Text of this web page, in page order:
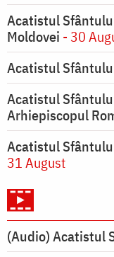
Acatistul
Moldovei - 30
Acatistul
Acatistul
Arhiepiscopul
Acatistul
31 August
(Audio) Acatistul